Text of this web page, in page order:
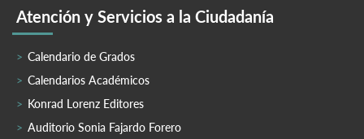
Atención y Servicios a la Ciudadanía
Calendario de Grados
Calendarios Académicos
Konrad Lorenz Editores
Auditorio Sonia Fajardo Forero